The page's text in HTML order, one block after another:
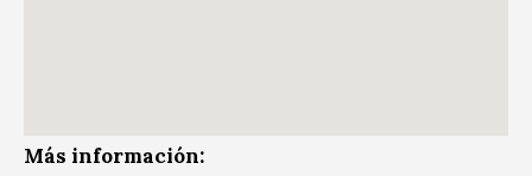
Más información: